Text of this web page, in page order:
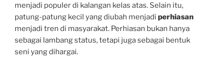
menjadi populer di kalangan kelas atas. Selain itu,
patung-patung kecil yang diubah menjadi perhiasan
menjadi tren di masyarakat. Perhiasan bukan hanya
sebagai lambang status, tetapi juga sebagai bentuk
seni yang dihargai.